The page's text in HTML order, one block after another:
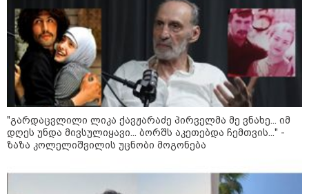
11:17 / 08-08-2026
არშემდგარი ქორწინება 15 წლით უფროს
ქართველთან - ალინა კაბაევას
"გარდაცვლილი ლიკა ქავჟარაძე პირველმა მე ვნახე... იმ
დღეს უნდა მივსულიყავი... ბორშს აკეთებდა ჩემთვის..." -
ზაზა კოლელიშვილის უცნობი მოგონება